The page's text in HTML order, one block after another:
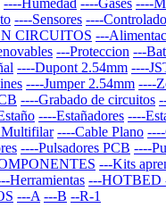
----Humedad ----Gases ----
----Sensores ----
CIRCUITOS ---
---Proteccion ---
----Dupont 2.54mm ----
----Jumper 2.54mm ----
----Grabado de circuitos
----Estañadores ----
----Cable Plano
----Pulsadores PCB ----
---Kits
Herramientas ---HOTBED
---A ---B --R-1